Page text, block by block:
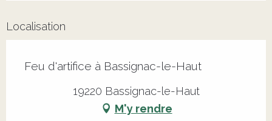
Localisation
Feu d'artifice à Bassignac-le-Haut
19220 Bassignac-le-Haut
M'y rendre